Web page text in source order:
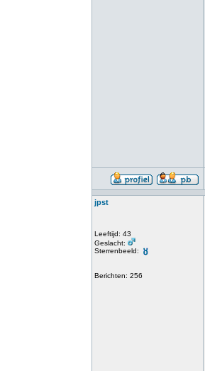
jpst
Leeftijd: 43
Geslacht:
Sterrenbeeld:
Berichten: 256